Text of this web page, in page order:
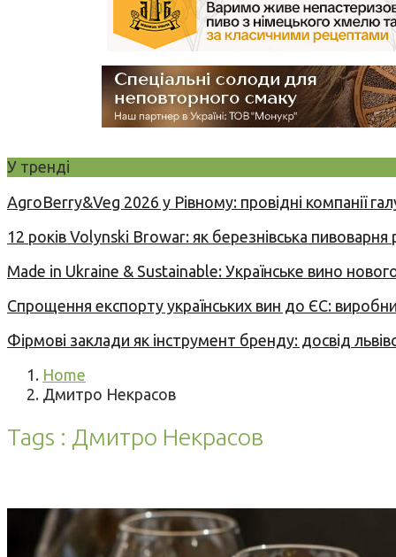
У тренді
AgroBerry&Veg 2026 у Рівному: провідні компанії
12 років Volynski Browar: як березнівська
Made in Ukraine & Sustainable: Українське вино
Спрощення експорту українських вин до ЄС:
Фірмові заклади як інструмент бренду: досвід
Home
Дмитро Некрасов
Tags : Дмитро Некрасов